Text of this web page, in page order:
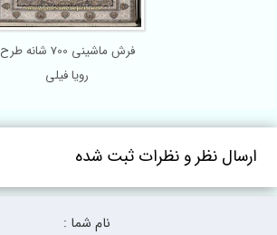
فرش ماشینی 700 شانه طرح
رویا فیلی
ارسال نظر و نظرات ثبت شده
نام شما :